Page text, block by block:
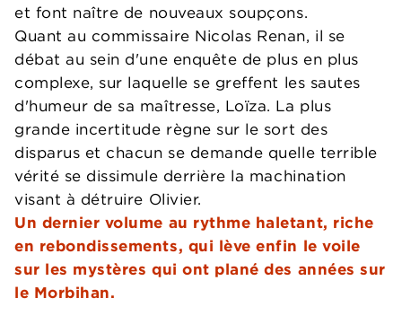
et font naître de nouveaux soupçons.
Quant au commissaire Nicolas Renan, il se
débat au sein d'une enquête de plus en plus
complexe, sur laquelle se greffent les sautes
d'humeur de sa maîtresse, Loïza. La plus
grande incertitude règne sur le sort des
disparus et chacun se demande quelle terrible
vérité se dissimule derrière la machination
visant à détruire Olivier.
Un dernier volume au rythme haletant, riche
en rebondissements, qui lève enfin le voile
sur les mystères qui ont plané des années sur
le Morbihan.